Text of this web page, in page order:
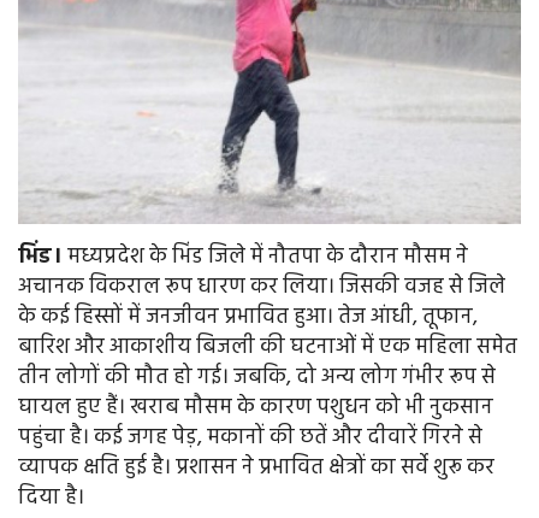
भिंड। मध्यप्रदेश के भिंड जिले में नौतपा के दौरान मौसम ने
अचानक विकराल रूप धारण कर लिया। जिसकी वजह से जिले
के कई हिस्सों में जनजीवन प्रभावित हुआ। तेज आंधी, तूफान,
बारिश और आकाशीय बिजली की घटनाओं में एक महिला समेत
तीन लोगों की मौत हो गई। जबकि, दो अन्य लोग गंभीर रूप से
घायल हुए हैं। खराब मौसम के कारण पशुधन को भी नुकसान
पहुंचा है। कई जगह पेड़, मकानों की छतें और दीवारें गिरने से
व्यापक क्षति हुई है। प्रशासन ने प्रभावित क्षेत्रों का सर्वे शुरू कर
दिया है।